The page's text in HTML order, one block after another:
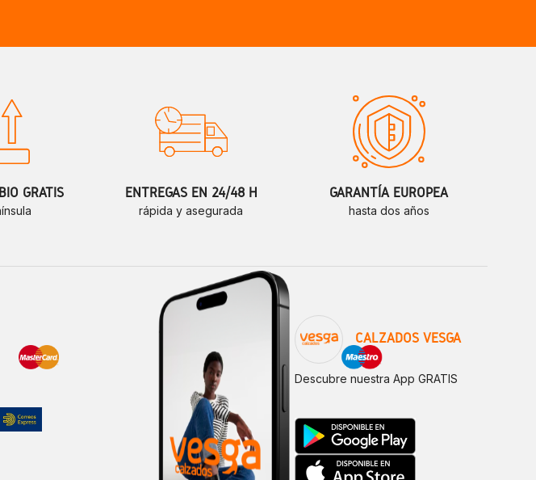
GRATIS ENTREGAS EN 24/48 H
rápida y asegurada
GARANTÍA EUROPEA
hasta dos años
CALZADOS VESGA
Descubre nuestra App GRATIS